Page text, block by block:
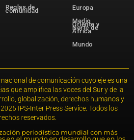
Reglas de
comunidad
Europa
Medio
Oriente y
Norte de
África
Mundo
de comunicación cuyo eje es una
que amplifica las voces del Sur y de la
globalización, derechos humanos y
IPS-Inter Press Service. Todos los
reservados.
periodística mundial con más